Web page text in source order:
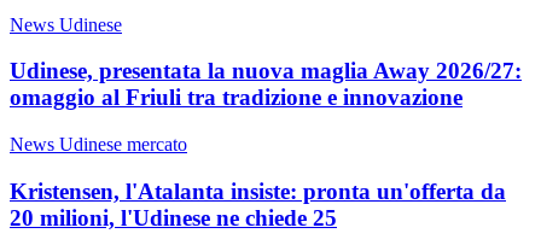
News Udinese
Udinese, presentata la nuova maglia Away 2026/27:
omaggio al Friuli tra tradizione e innovazione
News Udinese mercato
Kristensen, l'Atalanta insiste: pronta un'offerta da
20 milioni, l'Udinese ne chiede 25